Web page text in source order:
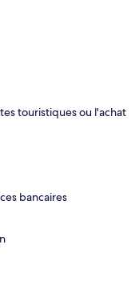
touristiques ou l'achat
bancaires